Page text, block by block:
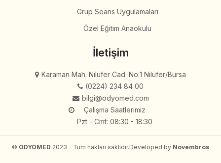
Grup Seans Uygulamaları
Özel Eğitim Anaokulu
İletişim
Karaman Mah. Nilüfer Cad. No:1 Nilüfer/Bursa
(0224) 234 84 00
bilgi@odyomed.com
Çalışma Saatlerimiz
Pzt - Cmt: 08:30 - 18:30
© ODYOMED 2023 - Tüm hakları saklıdır.Developed by Novembros